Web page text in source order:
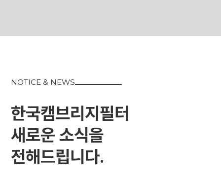
NOTICE & NEWS
한국캠브리지필터
새로운 소식을
전해드립니다.